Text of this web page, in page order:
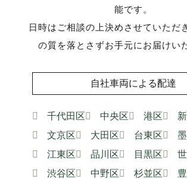
能です。
日時はご相談の上決めさせていただ
の質を落とさずお手元にお届けい
自社車両による配達
千代田区 中央区 港区
文京区
大田区 台東区
江東区
品川区 目黒区
渋谷区
中野区 杉並区